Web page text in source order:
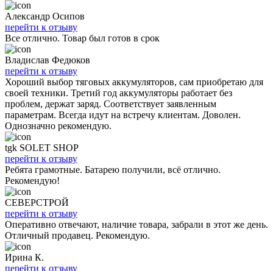
Александр Осипов
перейти к отзыву
Все отлично. Товар был готов в срок
Владислав Федюков
перейти к отзыву
Хороший выбор тяговых аккумуляторов, сам приобретаю для
своей техники. Третий год аккумуляторы работает без
проблем, держат заряд. Соответствует заявленным
параметрам. Всегда идут на встречу клиентам. Доволен.
Однозначно рекомендую.
tgk SOLET SHOP
перейти к отзыву
Ребята грамотные. Батарею получили, всё отлично.
Рекомендую!
СЕВЕРСТРОЙ
перейти к отзыву
Оперативно отвечают, наличие товара, забрали в этот же день.
Отличный продавец. Рекомендую.
Ирина К.
перейти к отзыву